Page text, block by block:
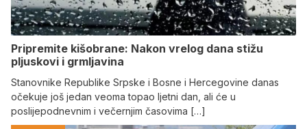
Pripremite kišobrane: Nakon vrelog dana stižu
pljuskovi i grmljavina
Stanovnike Republike Srpske i Bosne i Hercegovine danas
očekuje još jedan veoma topao ljetni dan, ali će u
poslijepodnevnim i večernjim časovima […]